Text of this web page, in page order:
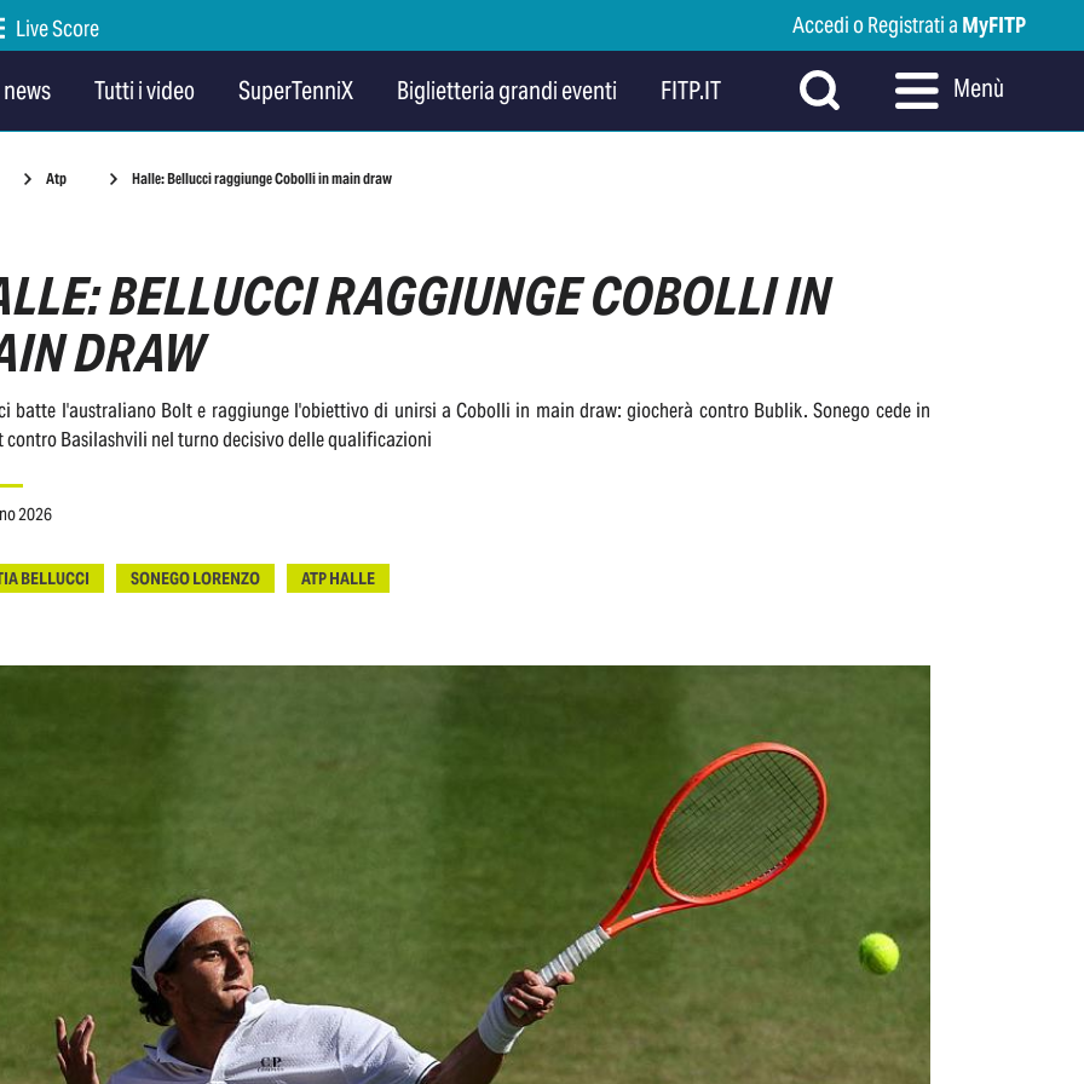
Live Score Accedi o Registrati a MyFITP
Tutti i video SuperTenniX Biglietteria grandi eventi FITP.IT Menù
Atp Halle: Bellucci raggiunge Cobolli in main draw
BELLUCCI RAGGIUNGE COBOLLI IN
DRAW
batte l'australiano Bolt e raggiunge l'obiettivo di unirsi a Cobolli in main draw: giocherà contro Bublik. Sonego cede in
contro Basilashvili nel turno decisivo delle qualificazioni
2026
BELLUCCI SONEGO LORENZO ATP HALLE